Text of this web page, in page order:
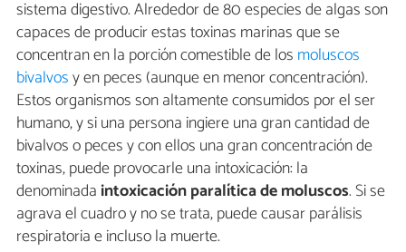
sistema digestivo. Alrededor de 80 especies de algas son
capaces de producir estas toxinas marinas que se
concentran en la porción comestible de los moluscos
bivalvosy en peces (aunque en menor concentración).
Estos organismos son altamente consumidos por el ser
humano, y si una persona ingiere una gran cantidad de
bivalvos o peces y con ellos una gran concentración de
toxinas, puede provocarle una intoxicación: la
denominada intoxicación paralítica de moluscos. Si se
agrava el cuadro y no se trata, puede causar parálisis
respiratoria e incluso la muerte.